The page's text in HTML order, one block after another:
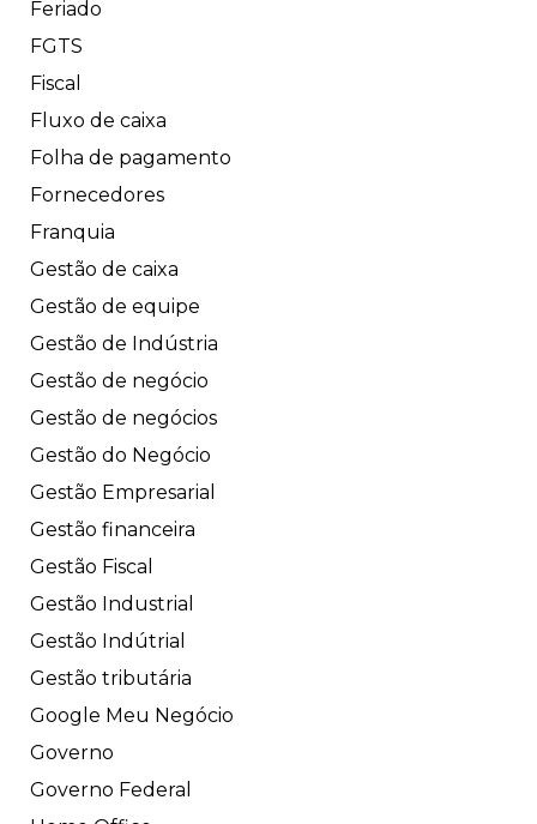
Feriado
FGTS
Fiscal
Fluxo de caixa
Folha de pagamento
Fornecedores
Franquia
Gestão de caixa
Gestão de equipe
Gestão de Indústria
Gestão de negócio
Gestão de negócios
Gestão do Negócio
Gestão Empresarial
Gestão financeira
Gestão Fiscal
Gestão Industrial
Gestão Indútrial
Gestão tributária
Google Meu Negócio
Governo
Governo Federal